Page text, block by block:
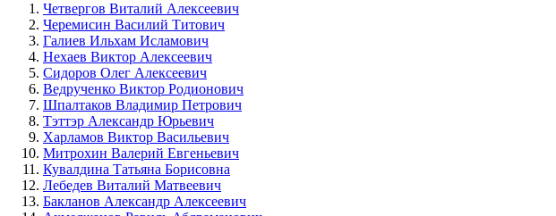
Четвергов Виталий Алексеевич
Черемисин Василий Титович
Галиев Ильхам Исламович
Нехаев Виктор Алексеевич
Сидоров Олег Алексеевич
Ведрученко Виктор Родионович
Шпалтаков Владимир Петрович
Тэттэр Александр Юрьевич
Харламов Виктор Васильевич
Митрохин Валерий Евгеньевич
Кувалдина Татьяна Борисовна
Лебедев Виталий Матвеевич
Бакланов Александр Алексеевич